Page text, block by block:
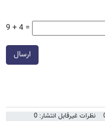
9 + 4 =
ارسال
نظرات غیرقابل انتشار: 0